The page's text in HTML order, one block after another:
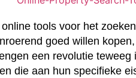
tools voor het
goed willen
een revolutie
die aan hun specifieke